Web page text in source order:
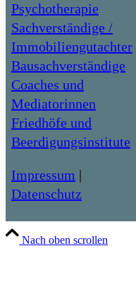
Psychotherapie
Sachverständige /
Immobiliengutachter
Bausachverständige
Coaches und
Mediatorinnen
Friedhöfe und
Beerdigungsinstitute
Impressum |
Datenschutz
Nach oben scrollen